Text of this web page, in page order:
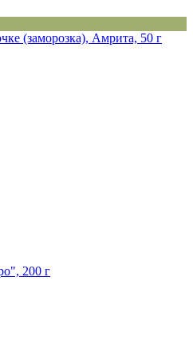
(заморозка), Амрита, 50 г
200 г